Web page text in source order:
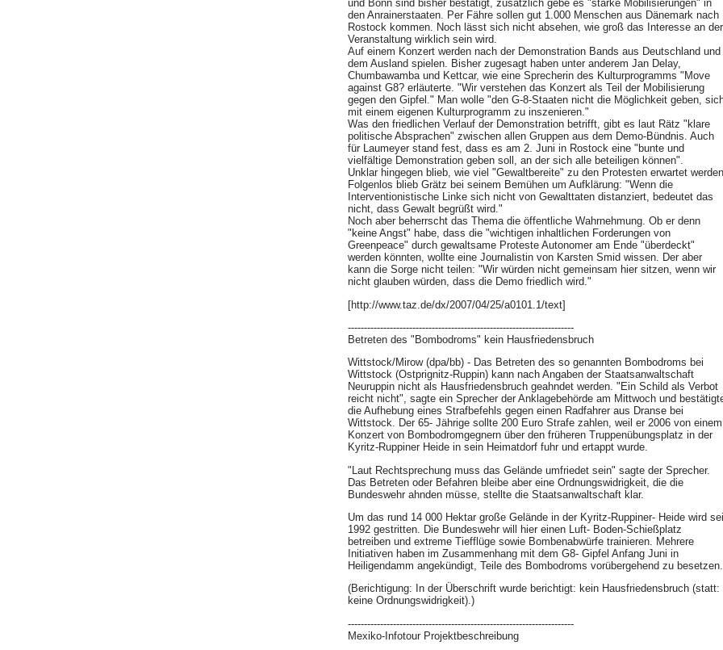
und Bonn sind bisher bestätigt, zusätzlich gebe es "starke Mobilisierungen" in
den Anrainerstaaten. Per Fähre sollen gut 1.000 Menschen aus Dänemark nach
Rostock kommen. Noch lässt sich nicht absehen, wie groß das Interesse an der
Veranstaltung wirklich sein wird.
Auf einem Konzert werden nach der Demonstration Bands aus Deutschland und
dem Ausland spielen. Bisher zugesagt haben unter anderem Jan Delay,
Chumbawamba und Kettcar, wie eine Sprecherin des Kulturprogramms "Move
against G8? erläuterte. "Wir verstehen das Konzert als Teil der Mobilisierung
gegen den Gipfel." Man wolle "den G-8-Staaten nicht die Möglichkeit geben,
mit einem eigenen Kulturprogramm zu inszenieren."
Was den friedlichen Verlauf der Demonstration betrifft, gibt es laut Rätz "klare
politische Absprachen" zwischen allen Gruppen aus dem Demo-Bündnis. Auch
für Laumeyer stand fest, dass es am 2. Juni in Rostock eine "bunte und
vielfältige Demonstration geben soll, an der sich alle beteiligen können".
Unklar hingegen blieb, wie viel "Gewaltbereite" zu den Protesten erwartet
Folgenlos blieb Grätz bei seinem Bemühen um Aufklärung: "Wenn die
Interventionistische Linke sich nicht von Gewalttaten distanziert, bedeutet das
nicht, dass Gewalt begrüßt wird."
Noch aber beherrscht das Thema die öffentliche Wahrnehmung. Ob er denn
"keine Angst" habe, dass die "wichtigen inhaltlichen Forderungen von
Greenpeace" durch gewaltsame Proteste Autonomer am Ende "überdeckt"
werden könnten, wollte eine Journalistin von Karsten Smid wissen. Der aber
kann die Sorge nicht teilen: "Wir würden nicht gemeinsam hier sitzen, wenn wir
nicht glauben würden, dass die Demo friedlich wird."
[http://www.taz.de/dx/2007/04/25/a0101.1/text]
----------------------------------------------------------------------
Betreten des "Bombodroms" kein Hausfriedensbruch
Wittstock/Mirow (dpa/bb) - Das Betreten des so genannten Bombodroms bei
Wittstock (Ostprignitz-Ruppin) kann nach Angaben der Staatsanwaltschaft
Neuruppin nicht als Hausfriedensbruch geahndet werden. "Ein Schild als Verbot
reicht nicht", sagte ein Sprecher der Anklagebehörde am Mittwoch und
die Aufhebung eines Strafbefehls gegen einen Radfahrer aus Dranse bei
Wittstock. Der 65- Jährige sollte 200 Euro Strafe zahlen, weil er 2006 von einem
Konzert von Bombodromgegnern über den früheren Truppenübungsplatz in der
Kyritz-Ruppiner Heide in sein Heimatdorf fuhr und ertappt wurde.
"Laut Rechtsprechung muss das Gelände umfriedet sein" sagte der Sprecher.
Das Betreten oder Befahren bleibe aber eine Ordnungswidrigkeit, die die
Bundeswehr ahnden müsse, stellte die Staatsanwaltschaft klar.
Um das rund 14 000 Hektar große Gelände in der Kyritz-Ruppiner- Heide wird
1992 gestritten. Die Bundeswehr will hier einen Luft- Boden-Schießplatz
betreiben und extreme Tiefflüge sowie Bombenabwürfe trainieren. Mehrere
Initiativen haben im Zusammenhang mit dem G8- Gipfel Anfang Juni in
Heiligendamm angekündigt, Teile des Bombodroms vorübergehend zu besetzen.
(Berichtigung: In der Überschrift wurde berichtigt: kein Hausfriedensbruch (statt:
keine Ordnungswidrigkeit).)
----------------------------------------------------------------------
Mexiko-Infotour Projektbeschreibung